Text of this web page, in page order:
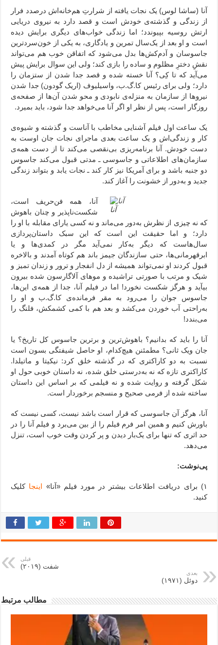
آنا (ساشا لوس) یک نجات یافته از شرارتِ هم‌‌خانه‌اش درصدد فرار
از زندگی و گذشته‌ی خودش است و قصد دارد به نیروی دریایی
ارتش روسیه بپیوندد؛ اما زندگی خواب‌های دیگری برایش دیده
است و او بعد از یک‌سال تمرین و یادگاری، به یکی از خون‌سردترین
جاسوسان و آدم‌کش‌ها بدل می‌شود که اتفاقن خوب هم می‌تواند
نقشِ دخترِ مظلوم و ساده را بازی کند؛ ولی این سوال برایش پیش
می‌آید که تا کِی؟ آنا خسته شده و قصد جدا شدن از ستزمان را
دارد؛ ولی برای رئیس کا.گ.ب، واسیلیوف (اریک گودون) جدا شدن
نیروها از سازمان به منزله‌ی نابودی و محو شدن آن‌ها از صفحه‌ی
روزگار است، پس از نظر او اگر آنا می‌خواهد جدا شود، باید بمیرد.
یک ساعت اول فیلم آشنایی مخاطب با آناست و گذشته و شیوه‌ی
کار و زندگی‌اش و یک ساعت بعدی ماجرای نجات جان اوست به
دست خودش. آنا برنامه‌ریزی بی‌نقصی می‌کند تا از دست همه‌ی
سازمان‌های اطلاعاتی و جاسوسی ـ مدتی قبول می‌کند جاسوس
دو جنبه باشد و برای آمریکا نیز کار کند ـ نجات یابد و بتواند زندگی
جدید و به‌‌دور از خشونت را آغاز کند.
آنا
آنا، همه فن‌حریف است،
شکست‌ناپذیر و چنان باهوش
که نه چیزی از نظرش به‌دور می‌ماند و نه کسی یارای مقابله با او را
دارد؛ و اما حقیقت این است که این سبک داستان‌پردازی
سال‌هاست که دیگر به‌کار نمی‌آید مگر در کمدی‌ها و یا
ابرقهرمانی‌ها، حتی سازندگان جیمز باند هم کوتاه آمدند و بالاخره
قبول کردند او نمی‌تواند همیشه از دل انفجار و ترور و زندان تمیز و
شیک و مرتب با صورتی تراشیده و موهای آلاگارسون شده بیرون
بیآید و هرگز شکست نخورد! اما در فیلم آنا، جدا از همه‌ی این‌ها،
جاسوس جوان را می‌رود به مقر فرمانده‌ی کا.گ.ب و او را
به‌راحتی آب خوردن می‌کشد و بعد هم با کمی کشمکش، فلنگ را
می‌بندد!
آنا را باید که بدانیم؟ باهوش‌ترین و برترین جاسوس کل تاریخ؟ یا
جان ویک ثانی؟ مطمئنن هیچ‌کدام، او حاصل شیفتگی بسون است
نسبت به دو کاراکتری که در گذشته خلق کرد: نیکیتا و ماتیلدا.
کاراکتری تازه که نه به‌درستی خلق شده، نه داستان خوبی حول او
شکل گرفته و روایت شده و نه فیلمی که بر اساس این داستان
ساخته شده از فرمی صحیح و منسجم برخوردار است.
آنا، هرگز آن جاسوسی که قرار است باشد نیست، کسی نیست که
باورش کنیم و همین امر فرم فیلم را از بین می‌برد و فیلم آنا را در
حد اثری که تنها برای یک‌بار دیدن و پر کردن وقت خوب است، تنزل
می‌دهد.
پی‌نوشت:
۱) برای دریافت اطلاعات بیشتر در مورد فیلم «آنا» اینجا کلیک
کنید.
قبلی
شفت (۲۰۱۹)
بعدی
دوئل (۱۹۷۱)
مطالب مرتبط